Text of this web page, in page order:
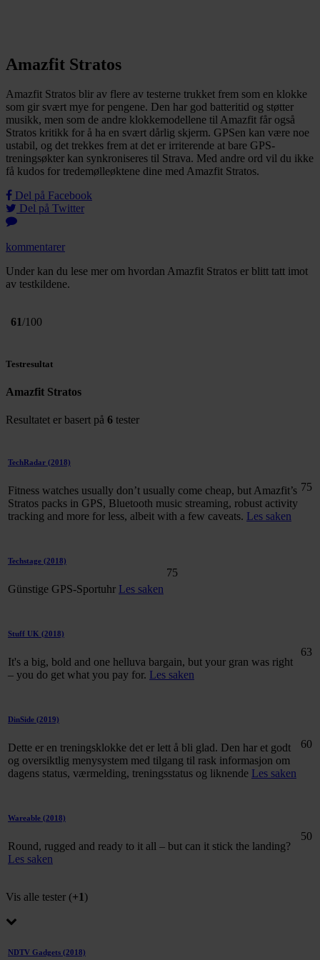
Amazfit Stratos
Amazfit Stratos blir av flere av testerne trukket frem som en klokke
som gir svært mye for pengene. Den har god batteritid og støtter
musikk, men som de andre klokkemodellene til Amazfit får også
Stratos kritikk for å ha en svært dårlig skjerm. GPSen kan være noe
ustabil, og det trekkes frem at det er irriterende at bare GPS-
treningsøkter kan synkroniseres til Strava. Med andre ord vil du ikke
få kudos for tredemølleøktene dine med Amazfit Stratos.
Del på Facebook
Del på Twitter
kommentarer
Under kan du lese mer om hvordan Amazfit Stratos er blitt tatt imot
av testkildene.
61/100
Testresultat
Amazfit Stratos
Resultatet er basert på 6 tester
TechRadar (2018)
Fitness watches usually don’t usually come cheap, but Amazfit’s
Stratos packs in GPS, Bluetooth music streaming, robust activity
tracking and more for less, albeit with a few caveats. Les saken
75
Techstage (2018)
Günstige GPS-Sportuhr Les saken
75
Stuff UK (2018)
It's a big, bold and one helluva bargain, but your gran was right
– you do get what you pay for. Les saken
63
DinSide (2019)
Dette er en treningsklokke det er lett å bli glad. Den har et godt
og oversiktlig menysystem med tilgang til rask informasjon om
dagens status, værmelding, treningsstatus og liknende Les saken
60
Wareable (2018)
Round, rugged and ready to it all – but can it stick the landing?
Les saken
50
Vis alle tester (+1 )
NDTV Gadgets (2018)